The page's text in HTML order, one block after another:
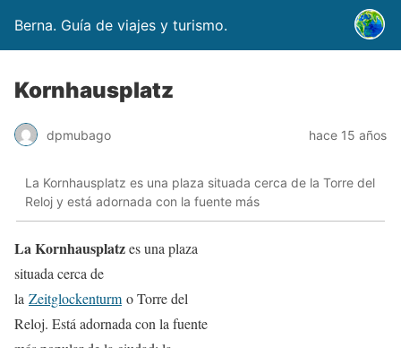
Berna. Guía de viajes y turismo.
Kornhausplatz
dpmubago hace 15 años
La Kornhausplatz es una plaza situada cerca de la Torre del
Reloj y está adornada con la fuente más
La Kornhausplatzes una plaza
situada cerca de
la Zeitglockenturm o Torre del
Reloj. Está adornada con la fuente